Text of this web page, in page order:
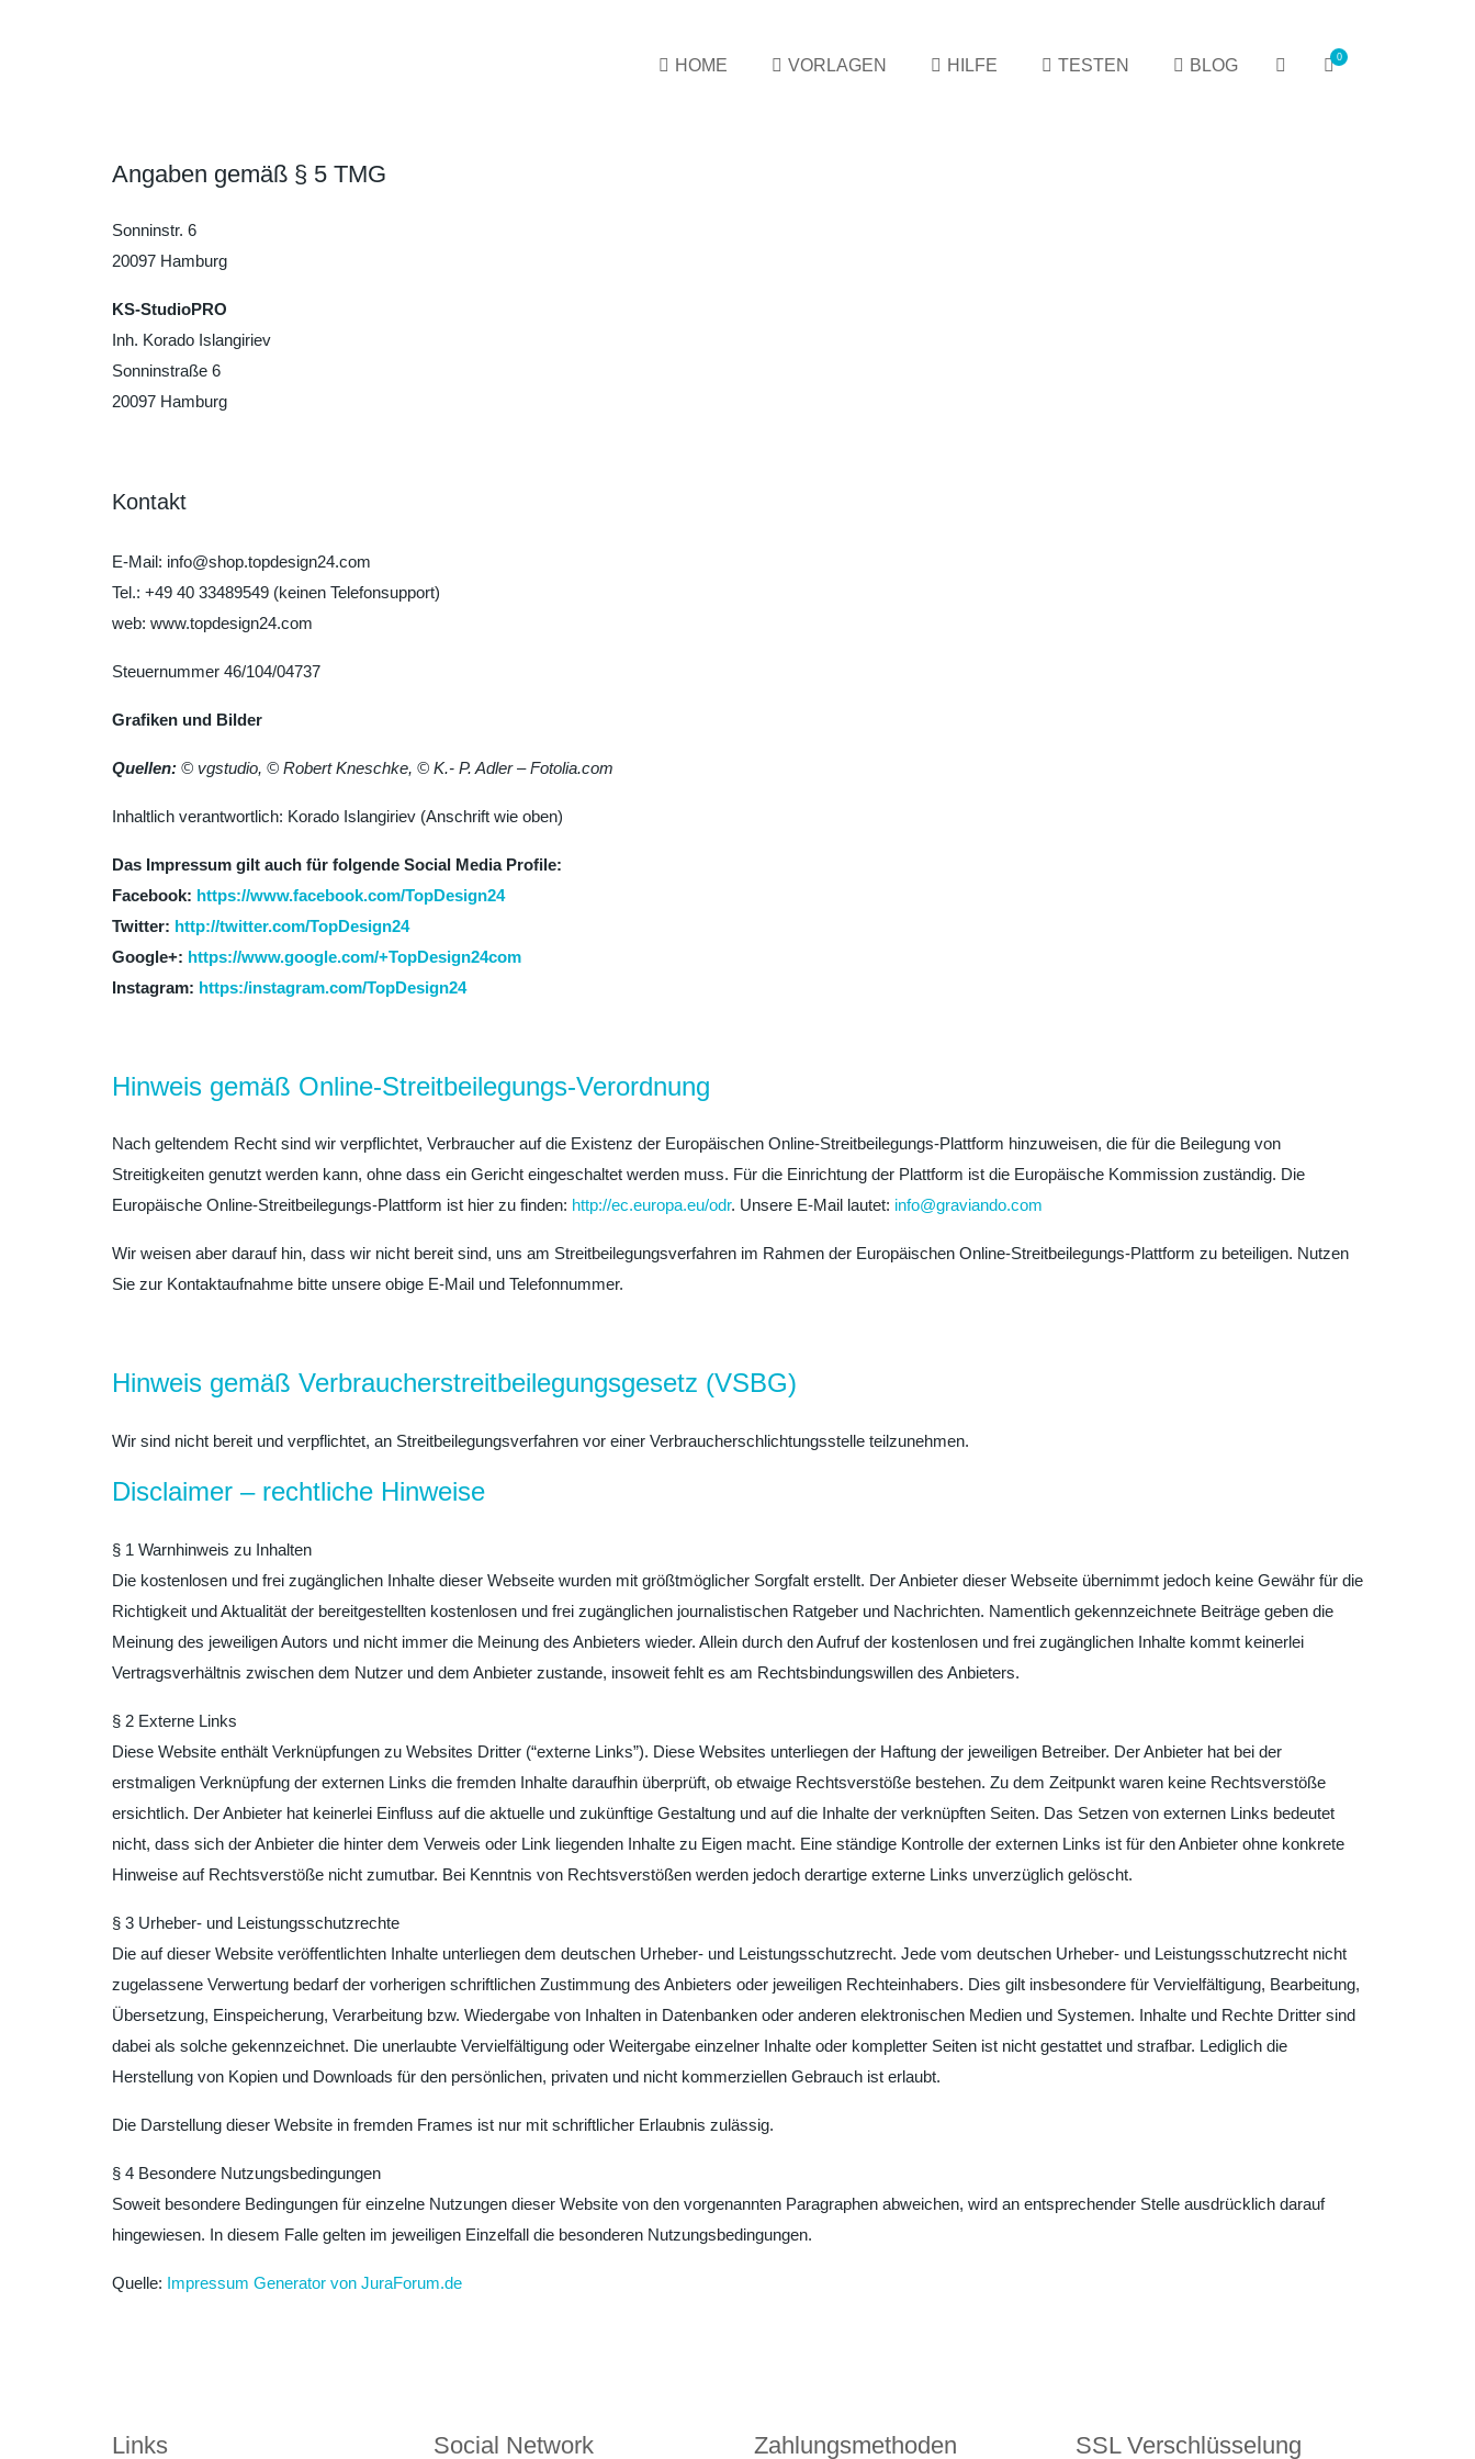
HOME VORLAGEN HILFE TESTEN BLOG 0
Angaben gemäß § 5 TMG
Sonninstr. 6
20097 Hamburg
KS-StudioPRO
Inh. Korado Islangiriev
Sonninstraße 6
20097 Hamburg
Kontakt
E-Mail: info@shop.topdesign24.com
Tel.: +49 40 33489549 (keinen Telefonsupport)
web: www.topdesign24.com
Steuernummer 46/104/04737
Grafiken und Bilder
Quellen: © vgstudio, © Robert Kneschke, © K.- P. Adler – Fotolia.com
Inhaltlich verantwortlich: Korado Islangiriev (Anschrift wie oben)
Das Impressum gilt auch für folgende Social Media Profile:
Facebook: https://www.facebook.com/TopDesign24
Twitter: http://twitter.com/TopDesign24
Google+: https://www.google.com/+TopDesign24com
Instagram: https:/instagram.com/TopDesign24
Hinweis gemäß Online-Streitbeilegungs-Verordnung
Nach geltendem Recht sind wir verpflichtet, Verbraucher auf die Existenz der Europäischen Online-Streitbeilegungs-Plattform hinzuweisen, die für die Beilegung von
Streitigkeiten genutzt werden kann, ohne dass ein Gericht eingeschaltet werden muss. Für die Einrichtung der Plattform ist die Europäische Kommission zuständig. Die
Europäische Online-Streitbeilegungs-Plattform ist hier zu finden: http://ec.europa.eu/odr. Unsere E-Mail lautet: info@graviando.com
Wir weisen aber darauf hin, dass wir nicht bereit sind, uns am Streitbeilegungsverfahren im Rahmen der Europäischen Online-Streitbeilegungs-Plattform zu beteiligen. Nutzen
Sie zur Kontaktaufnahme bitte unsere obige E-Mail und Telefonnummer.
Hinweis gemäß Verbraucherstreitbeilegungsgesetz (VSBG)
Wir sind nicht bereit und verpflichtet, an Streitbeilegungsverfahren vor einer Verbraucherschlichtungsstelle teilzunehmen.
Disclaimer – rechtliche Hinweise
§ 1 Warnhinweis zu Inhalten
Die kostenlosen und frei zugänglichen Inhalte dieser Webseite wurden mit größtmöglicher Sorgfalt erstellt. Der Anbieter dieser Webseite übernimmt jedoch keine Gewähr für die
Richtigkeit und Aktualität der bereitgestellten kostenlosen und frei zugänglichen journalistischen Ratgeber und Nachrichten. Namentlich gekennzeichnete Beiträge geben die
Meinung des jeweiligen Autors und nicht immer die Meinung des Anbieters wieder. Allein durch den Aufruf der kostenlosen und frei zugänglichen Inhalte kommt keinerlei
Vertragsverhältnis zwischen dem Nutzer und dem Anbieter zustande, insoweit fehlt es am Rechtsbindungswillen des Anbieters.
§ 2 Externe Links
Diese Website enthält Verknüpfungen zu Websites Dritter (“externe Links”). Diese Websites unterliegen der Haftung der jeweiligen Betreiber. Der Anbieter hat bei der
erstmaligen Verknüpfung der externen Links die fremden Inhalte daraufhin überprüft, ob etwaige Rechtsverstöße bestehen. Zu dem Zeitpunkt waren keine Rechtsverstöße
ersichtlich. Der Anbieter hat keinerlei Einfluss auf die aktuelle und zukünftige Gestaltung und auf die Inhalte der verknüpften Seiten. Das Setzen von externen Links bedeutet
nicht, dass sich der Anbieter die hinter dem Verweis oder Link liegenden Inhalte zu Eigen macht. Eine ständige Kontrolle der externen Links ist für den Anbieter ohne konkrete
Hinweise auf Rechtsverstöße nicht zumutbar. Bei Kenntnis von Rechtsverstößen werden jedoch derartige externe Links unverzüglich gelöscht.
§ 3 Urheber- und Leistungsschutzrechte
Die auf dieser Website veröffentlichten Inhalte unterliegen dem deutschen Urheber- und Leistungsschutzrecht. Jede vom deutschen Urheber- und Leistungsschutzrecht nicht
zugelassene Verwertung bedarf der vorherigen schriftlichen Zustimmung des Anbieters oder jeweiligen Rechteinhabers. Dies gilt insbesondere für Vervielfältigung, Bearbeitung,
Übersetzung, Einspeicherung, Verarbeitung bzw. Wiedergabe von Inhalten in Datenbanken oder anderen elektronischen Medien und Systemen. Inhalte und Rechte Dritter sind
dabei als solche gekennzeichnet. Die unerlaubte Vervielfältigung oder Weitergabe einzelner Inhalte oder kompletter Seiten ist nicht gestattet und strafbar. Lediglich die
Herstellung von Kopien und Downloads für den persönlichen, privaten und nicht kommerziellen Gebrauch ist erlaubt.
Die Darstellung dieser Website in fremden Frames ist nur mit schriftlicher Erlaubnis zulässig.
§ 4 Besondere Nutzungsbedingungen
Soweit besondere Bedingungen für einzelne Nutzungen dieser Website von den vorgenannten Paragraphen abweichen, wird an entsprechender Stelle ausdrücklich darauf
hingewiesen. In diesem Falle gelten im jeweiligen Einzelfall die besonderen Nutzungsbedingungen.
Quelle: Impressum Generator von JuraForum.de
Links Social Network Zahlungsmethoden SSL Verschlüsselung